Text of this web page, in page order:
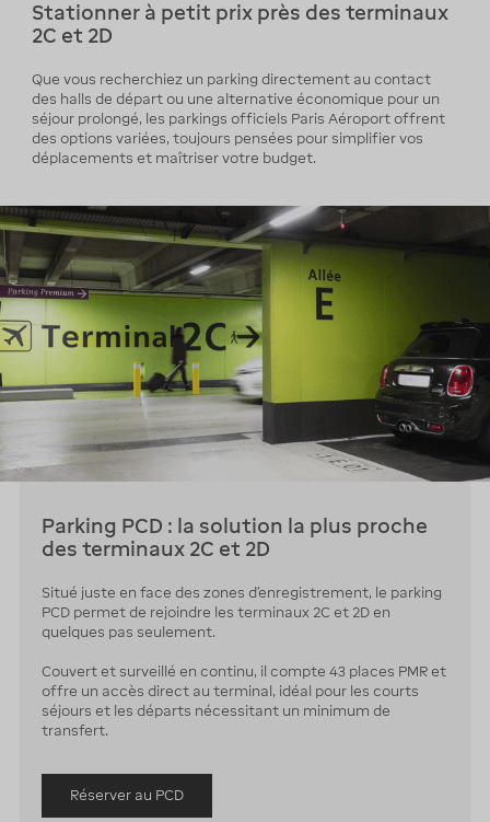
Stationner à petit prix près des terminaux
2C et 2D
Que vous recherchiez un parking directement au contact
des halls de départ ou une alternative économique pour un
séjour prolongé, les parkings officiels Paris Aéroport offrent
des options variées, toujours pensées pour simplifier vos
déplacements et maîtriser votre budget.
Parking PCD : la solution la plus proche
des terminaux 2C et 2D
Situé juste en face des zones d’enregistrement, le parking
PCD permet de rejoindre les terminaux 2C et 2D en
quelques pas seulement.
Couvert et surveillé en continu, il compte 43 places PMR et
offre un accès direct au terminal, idéal pour les courts
séjours et les départs nécessitant un minimum de
transfert.
Réserver au PCD